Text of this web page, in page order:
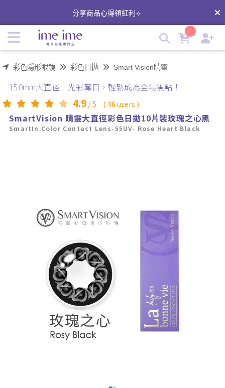
品牌隱形眼鏡一次滿足 | imeime 隱形眼鏡美瞳店
分享商品心得領紅利⟢
彩色隱形眼鏡 彩色日拋 Smart Vision睛靈
15.0mm大直徑！光彩奪目，輕鬆成為全場焦點！
4.9/5 (46users )
SmartVision 睛靈大直徑彩色日拋10片裝玫瑰之心黑
SmartIn Color Contact Lens-55UV- Rose Heart Black